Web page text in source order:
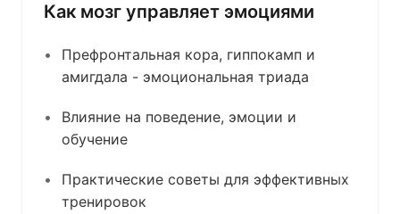
Как мозг управляет эмоциями
Префронтальная кора, гиппокамп и
амигдала - эмоциональная триада
Влияние на поведение, эмоции и
обучение
Практические советы для эффективных
тренировок